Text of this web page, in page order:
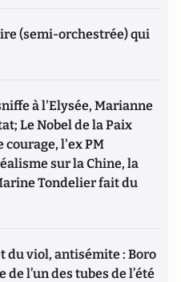
(semi-orchestrée) qui
à l'Elysée, Marianne
Le Nobel de la Paix
courage, l'ex PM
sur la Chine, la
Tondelier fait du
du viol, antisémite : Boro
l’un des tubes de l’été